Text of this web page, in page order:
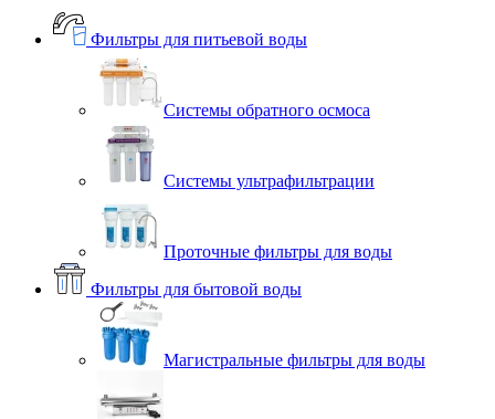
Фильтры для питьевой воды
Системы обратного осмоса
Системы ультрафильтрации
Проточные фильтры для воды
Фильтры для бытовой воды
Магистральные фильтры для воды